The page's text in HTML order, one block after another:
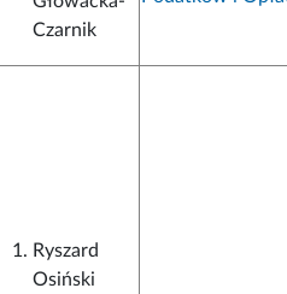
Czarnik
Ryszard
Osiński